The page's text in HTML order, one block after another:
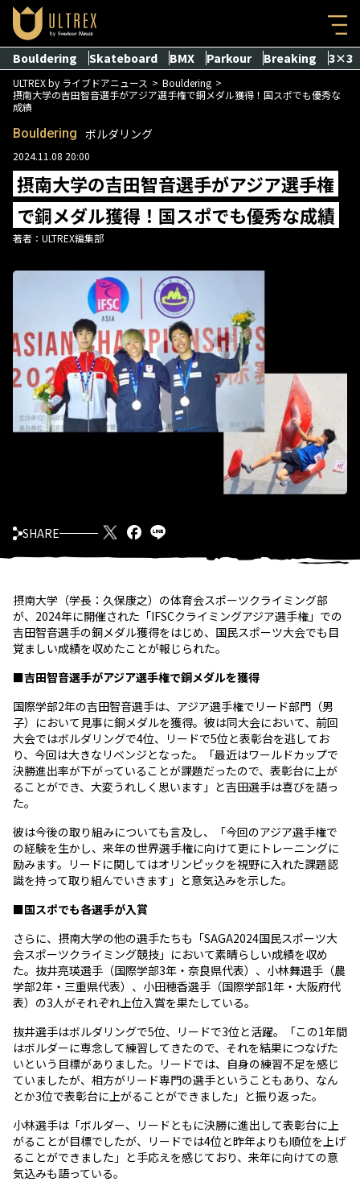
Bouldering Skateboard BMX Parkour Breaking 3×3
ULTREX by ライブドアニュース
Bouldering
摂南大学の吉田智音選手がアジア選手権で銅メダル獲得！国スポでも優秀な
成績
Bouldering ボルダリング
2024.11.08 20:00
摂南大学の吉田智音選手がアジア選手権
で銅メダル獲得！国スポでも優秀な成績
著者： ULTREX編集部
SHARE
摂南大学（学長：久保康之）の体育会スポーツクライミング部
が、2024年に開催された「IFSCクライミングアジア選手権」での
吉田智音選手の銅メダル獲得をはじめ、国民スポーツ大会でも目
覚ましい成績を収めたことが報じられた。
■吉田智音選手がアジア選手権で銅メダルを獲得
国際学部2年の吉田智音選手は、アジア選手権でリード部門（男
子）において見事に銅メダルを獲得。彼は同大会において、前回
大会ではボルダリングで4位、リードで5位と表彰台を逃してお
り、今回は大きなリベンジとなった。「最近はワールドカップで
決勝進出率が下がっていることが課題だったので、表彰台に上が
ることができ、大変うれしく思います」と吉田選手は喜びを語っ
た。
彼は今後の取り組みについても言及し、「今回のアジア選手権で
の経験を生かし、来年の世界選手権に向けて更にトレーニングに
励みます。リードに関してはオリンピックを視野に入れた課題認
識を持って取り組んでいきます」と意気込みを示した。
■国スポでも各選手が入賞
さらに、摂南大学の他の選手たちも「SAGA2024国民スポーツ大
会スポーツクライミング競技」において素晴らしい成績を収め
た。抜井亮瑛選手（国際学部3年・奈良県代表）、小林舞選手（農
学部2年・三重県代表）、小田穂香選手（国際学部1年・大阪府代
表）の3人がそれぞれ上位入賞を果たしている。
抜井選手はボルダリングで5位、リードで3位と活躍。「この1年間
はボルダーに専念して練習してきたので、それを結果につなげた
いという目標がありました。リードでは、自身の練習不足を感じ
ていましたが、相方がリード専門の選手ということもあり、なん
とか3位で表彰台に上がることができました」と振り返った。
小林選手は「ボルダー、リードともに決勝に進出して表彰台に上
がることが目標でしたが、リードでは4位と昨年よりも順位を上げ
ることができました」と手応えを感じており、来年に向けての意
気込みも語っている。